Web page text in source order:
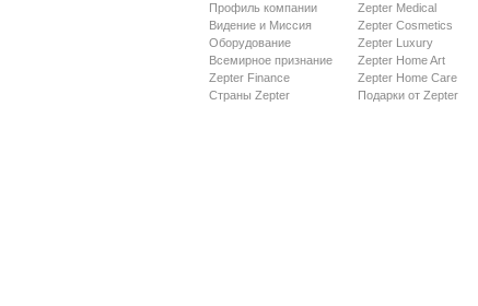
Профиль компании
Видение и Миссия
Оборудование
Всемирное признание
Zepter Finance
Страны Zepter
Zepter Medical
Zepter Cosmetics
Zepter Luxury
Zepter Home Art
Zepter Home Care
Подарки от Zepter